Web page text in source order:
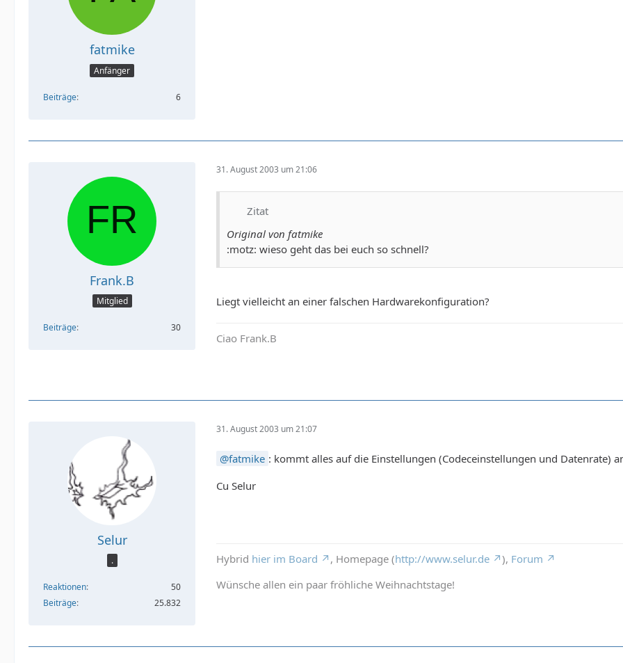
fatmike
Anfänger
Beiträge 6
Frank.B
Mitglied
Beiträge 30
31. August 2003 um 21:06
Zitat
Original von fatmike
:motz: wieso geht das bei euch so schnell?
Liegt vielleicht an einer falschen Hardwarekonfiguration?
Ciao Frank.B
Selur
.
Reaktionen
50
Beiträge
25.832
31. August 2003 um 21:07
fatmike : kommt alles auf die Einstellungen (Codeceinstellungen und Datenrate)
Cu Selur
Hybrid hier im Board , Homepage (http://www.selur.de ), Forum
Wünsche allen ein paar fröhliche Weihnachtstage!